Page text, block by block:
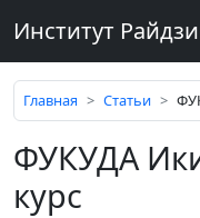
Институт
Главная Статьи
ФУКУДА
курс